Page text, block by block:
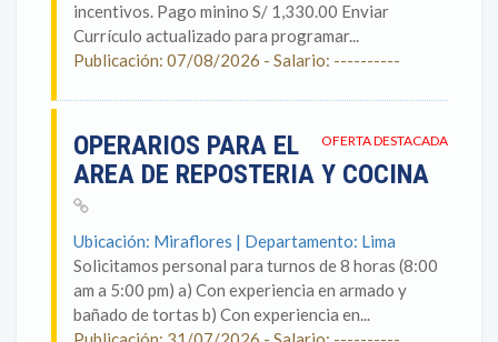
incentivos. Pago minino S/ 1,330.00 Enviar
Currículo actualizado para programar...
Publicación: 07/08/2026 - Salario: ----------
OFERTA DESTACADA
OPERARIOS PARA EL
AREA DE REPOSTERIA Y COCINA
Ubicación: Miraflores | Departamento: Lima
Solicitamos personal para turnos de 8 horas (8:00
am a 5:00 pm) a) Con experiencia en armado y
bañado de tortas b) Con experiencia en...